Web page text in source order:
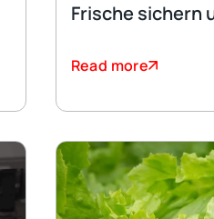
Frische sichern
Read more